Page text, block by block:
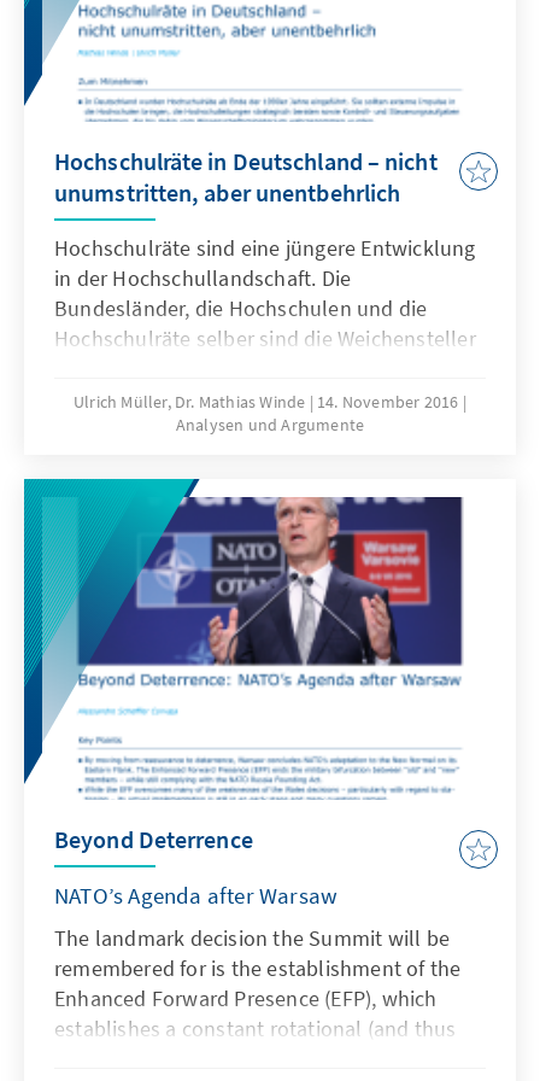
Hochschulräte in Deutschland – nicht
unumstritten, aber unentbehrlich
Hochschulräte sind eine jüngere Entwicklung
in der Hochschullandschaft. Die
Bundesländer, die Hochschulen und die
Hochschulräte selber sind die Weichensteller
Optimierung der Hochschulratsarbeit in
Deutschland. Dieses Papier befasst sich mit
Rahmenbedingungen für die Arbeit von
Hochschulräten. Es bietet Anregungen für das
konkrete Handeln der jeweiligen Akteure und
stellt einen Beitrag zur Förderung der
Hochschulautonomie dar.
Ulrich Müller, Dr. Mathias Winde
14. November 2016
Analysen und Argumente
Beyond Deterrence
NATO’s Agenda after Warsaw
The landmark decision the Summit will be
remembered for is the establishment of the
Enhanced Forward Presence (EFP), which
establishes a constant rotational (and thus